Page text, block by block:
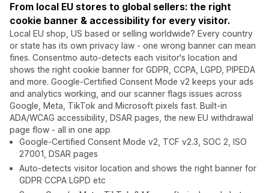
From local EU stores to global sellers: the right
cookie banner & accessibility for every visitor.
Local EU shop, US based or selling worldwide? Every country
or state has its own privacy law - one wrong banner can mean
fines. Consentmo auto-detects each visitor's location and
shows the right cookie banner for GDPR, CCPA, LGPD, PIPEDA
and more. Google-Certified Consent Mode v2 keeps your ads
and analytics working, and our scanner flags issues across
Google, Meta, TikTok and Microsoft pixels fast. Built-in
ADA/WCAG accessibility, DSAR pages, the new EU withdrawal
page flow - all in one app
Google-Certified Consent Mode v2, TCF v2.3, SOC 2, ISO
27001, DSAR pages
Auto-detects visitor location and shows the right banner for
GDPR CCPA LGPD etc